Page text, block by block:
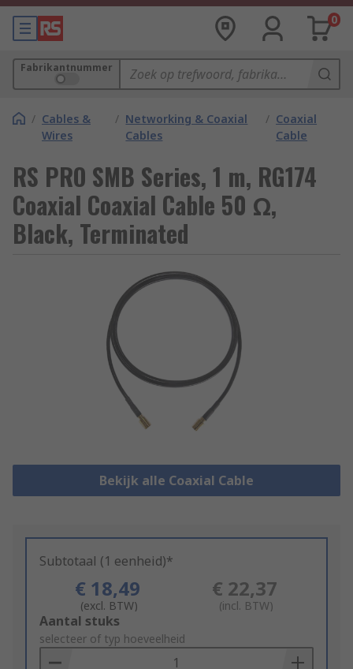
0
Fabrikantnummer
/ Cables &
Wires
/ Networking & Coaxial
Cables
/ Coaxial
Cable
RS PRO SMB Series, 1 m, RG174
Coaxial Coaxial Cable 50 Ω,
Black, Terminated
Bekijk alle Coaxial Cable
Subtotaal (1 eenheid)*
€ 18,49
(excl. BTW)
€ 22,37
(incl. BTW)
Add
to
Basket
Aantal stuks
selecteer of typ hoeveelheid